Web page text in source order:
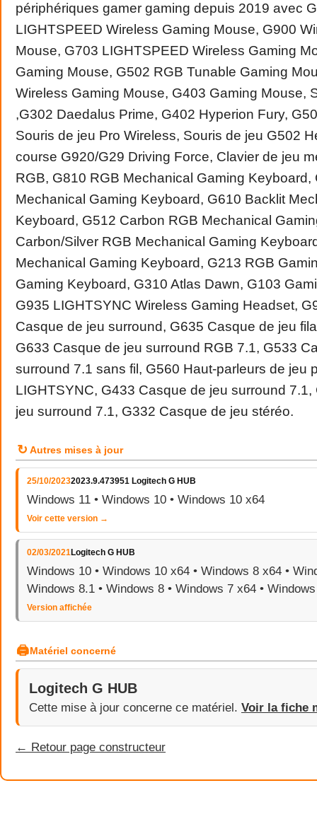
périphériques gamer gaming depuis 2019 avec
LIGHTSPEED Wireless Gaming Mouse, G900
Mouse, G703 LIGHTSPEED Wireless Gaming
Gaming Mouse, G502 RGB Tunable Gaming
Wireless Gaming Mouse, G403 Gaming Mouse,
,G302 Daedalus Prime, G402 Hyperion Fury,
Souris de jeu Pro Wireless, Souris de jeu G502
course G920/G29 Driving Force, Clavier de jeu
RGB, G810 RGB Mechanical Gaming Keyboard,
Mechanical Gaming Keyboard, G610 Backlit
Keyboard, G512 Carbon RGB Mechanical
Carbon/Silver RGB Mechanical Gaming
Mechanical Gaming Keyboard, G213 RGB
Gaming Keyboard, G310 Atlas Dawn, G103
G935 LIGHTSYNC Wireless Gaming Headset,
Casque de jeu surround, G635 Casque de jeu
G633 Casque de jeu surround RGB 7.1, G533
surround 7.1 sans fil, G560 Haut-parleurs de jeu
LIGHTSYNC, G433 Casque de jeu surround
jeu surround 7.1, G332 Casque de jeu stéréo.
↻ Autres mises à jour
25/10/20232023.9.473951 Logitech G HUB
Windows 11 • Windows 10 • Windows 10 x64
Voir cette version →
02/03/2021Logitech G HUB
Windows 10 • Windows 10 x64 • Windows 8 x64 •
Windows 8.1 • Windows 8 • Windows 7 x64 •
Version affichée
🖨Matériel concerné
Logitech G HUB
Cette mise à jour concerne ce matériel. Voir la fiche
← Retour page constructeur